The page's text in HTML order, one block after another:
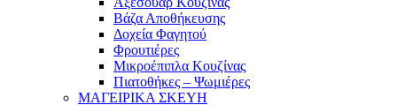
Βάζα Αποθήκευσης
Δοχεία Φαγητού
Φρουτιέρες
Μικροέπιπλα Κουζίνας
Πιατοθήκες – Ψωμιέρες
ΜΑΓΕΙΡΙΚΑ ΣΚΕΥΗ